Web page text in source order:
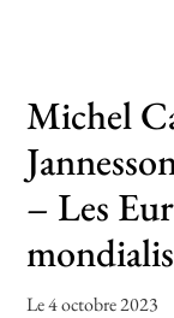
Michel
– Les
Le 4 octobre 2023